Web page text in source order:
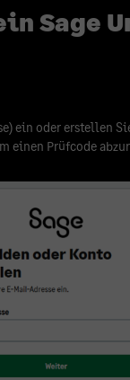
Sage
ein oder erstellen
einen Prüfcode